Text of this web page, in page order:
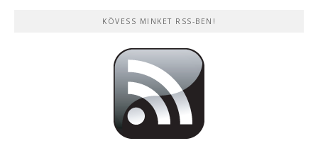
KÖVESS MINKET RSS-BEN!